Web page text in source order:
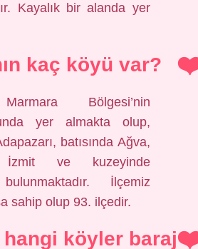
Kayalık bir alanda yer
kaç köyü var?
Bölgesi’nin
yer almakta olup,
batısında Ağva,
İzmit ve kuzeyinde
İlçemiz
sahip olup 93. ilçedir.
hangi köyler baraj